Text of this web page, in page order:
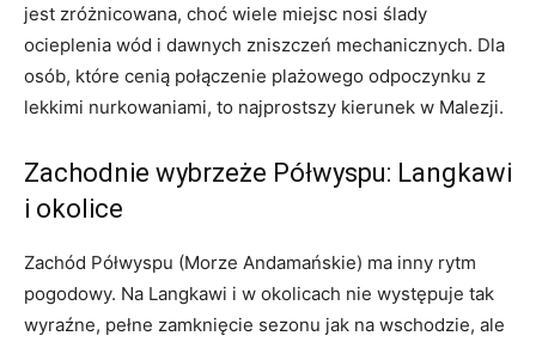
jest zróżnicowana, choć wiele miejsc nosi ślady
ocieplenia wód i dawnych zniszczeń mechanicznych. Dla
osób, które cenią połączenie plażowego odpoczynku z
lekkimi nurkowaniami, to najprostszy kierunek w Malezji.
Zachodnie wybrzeże Półwyspu: Langkawi
i okolice
Zachód Półwyspu (Morze Andamańskie) ma inny rytm
pogodowy. Na Langkawi i w okolicach nie występuje tak
wyraźne, pełne zamknięcie sezonu jak na wschodzie, ale